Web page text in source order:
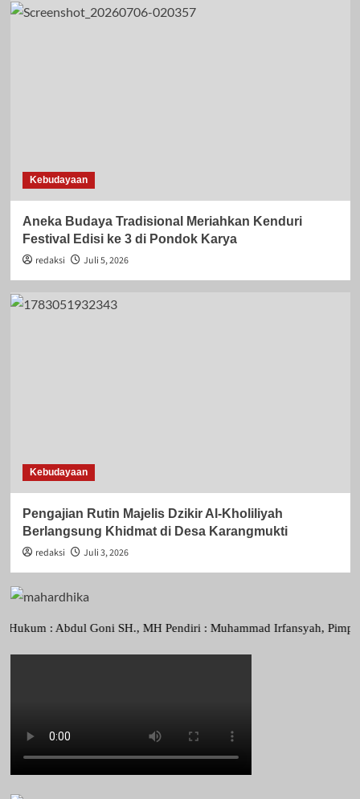
Kebudayaan
Aneka Budaya Tradisional Meriahkan Kenduri
Festival Edisi ke 3 di Pondok Karya
redaksi
Juli 5, 2026
Kebudayaan
Pengajian Rutin Majelis Dzikir Al-Kholiliyah
Berlangsung Khidmat di Desa Karangmukti
redaksi
Juli 3, 2026
: Abdul Goni SH., MH Pendiri : Muhammad Irfansyah, Pimpinan